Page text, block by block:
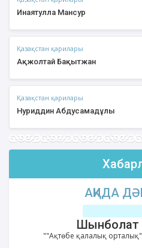
Инаятулла Мансур
Қазақстан қарилары
Ақжолтай Бақытжан
Қазақстан қарилары
Нуриддин Абдусамадұлы
АҚИДА
Шынболат
""Ақтөбе қалалық